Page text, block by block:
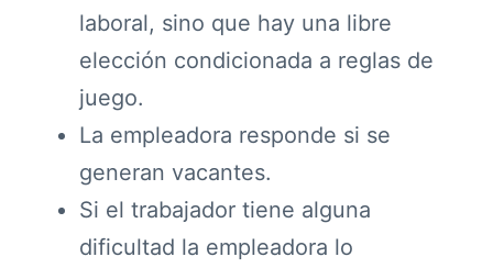
laboral, sino que hay una libre
elección condicionada a reglas de
juego.
La empleadora responde si se
generan vacantes.
Si el trabajador tiene alguna
dificultad la empleadora lo